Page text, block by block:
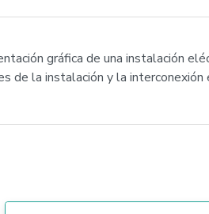
gráfica de una instalación
de la instalación y la